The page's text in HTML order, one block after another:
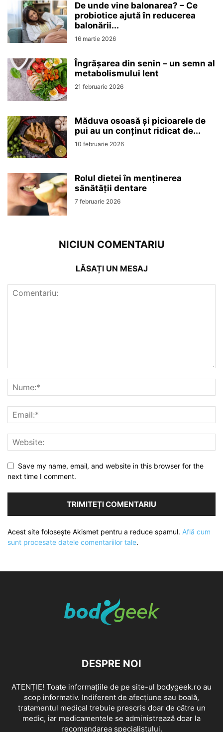
De unde vine balonarea? – Ce
probiotice ajută în reducerea
balonării...
16 martie 2026
Îngrășarea din senin – un semn al
metabolismului lent
21 februarie 2026
Măduva osoasă și picioarele de
pui au un conținut ridicat de...
10 februarie 2026
Rolul dietei în menținerea
sănătății dentare
7 februarie 2026
NICIUN COMENTARIU
LĂSAȚI UN MESAJ
Save my name, email, and website in this browser for the
next time I comment.
Acest site folosește Akismet pentru a reduce spamul. Află cum
sunt procesate datele comentariilor tale.
DESPRE NOI
ATENȚIE! Toate informațiile de pe site-ul bodygeek.ro au
scop informativ. Indiferent de afecțiune sau boală,
tratamentul medical trebuie prescris doar de către un
medic, iar medicamentele se administrează doar la
recomandarea specialistului.